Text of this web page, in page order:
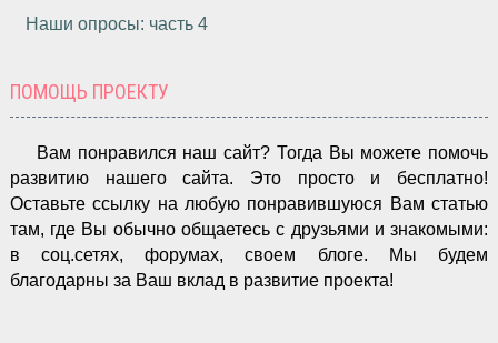
Наши опросы: часть 4
ПОМОЩЬ ПРОЕКТУ
Вам понравился наш сайт? Тогда Вы можете помочь
развитию нашего сайта. Это просто и бесплатно!
Оставьте ссылку на любую понравившуюся Вам статью
там, где Вы обычно общаетесь с друзьями и знакомыми:
в соц.сетях, форумах, своем блоге. Мы будем
благодарны за Ваш вклад в развитие проекта!